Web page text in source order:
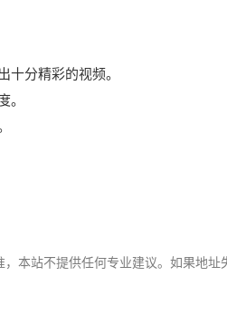
分精彩的视频。
。
本站不提供任何专业建议。如果地